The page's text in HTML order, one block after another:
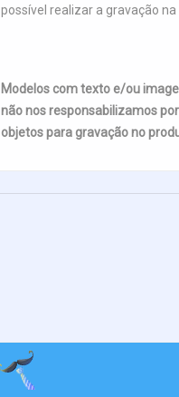
possível realizar a gravação
Modelos com texto e/ou
não nos responsabilizamos
objetos para gravação no